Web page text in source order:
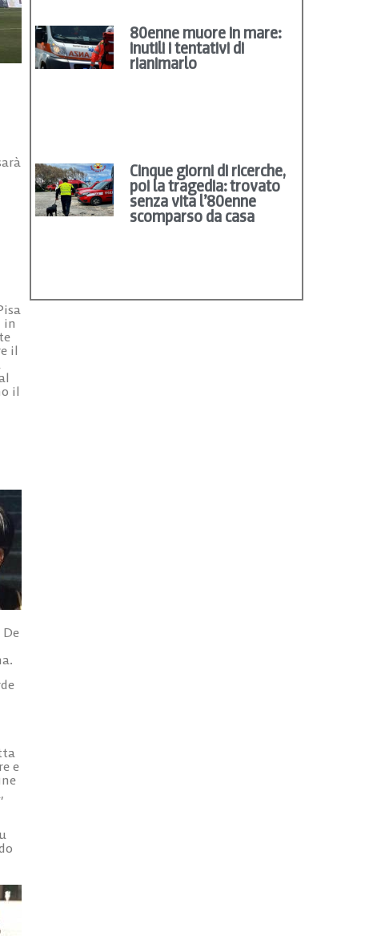
in
il
il
e
80enne muore in mare:
inutili i tentativi di
rianimarlo
Cinque giorni di ricerche,
poi la tragedia: trovato
senza vita l’80enne
scomparso da casa